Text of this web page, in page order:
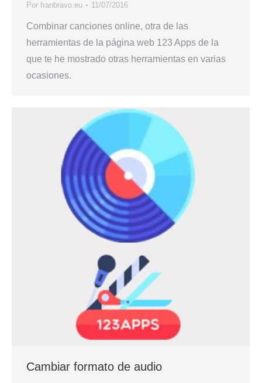
Por franbravo.eu 11/07/2016
Combinar canciones online, otra de las
herramientas de la página web 123 Apps de la
que te he mostrado otras herramientas en varias
ocasiones.
Cambiar formato de audio